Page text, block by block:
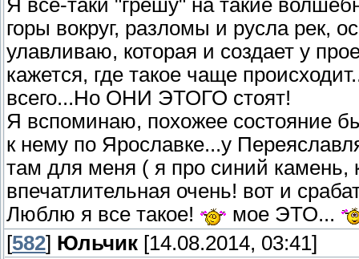
Я все-таки "грешу" на такие
горы вокруг, разломы и русла рек,
улавливаю, которая и создает у
кажется, где такое чаще
всего...Но ОНИ ЭТОГО стоят!
Я вспоминаю, похожее состояние
к нему по Ярославке...у
там для меня ( я про синий камень,
впечатлительная очень! вот и
Люблю я все такое!
мое ЭТО...
[582] Юльчик [14.08.2014, 03:41]